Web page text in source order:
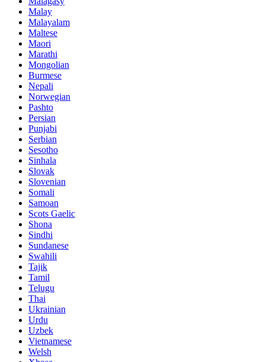
Malay
Malayalam
Maltese
Maori
Marathi
Mongolian
Burmese
Nepali
Norwegian
Pashto
Persian
Punjabi
Serbian
Sesotho
Sinhala
Slovak
Slovenian
Somali
Samoan
Scots Gaelic
Shona
Sindhi
Sundanese
Swahili
Tajik
Tamil
Telugu
Thai
Ukrainian
Urdu
Uzbek
Vietnamese
Welsh